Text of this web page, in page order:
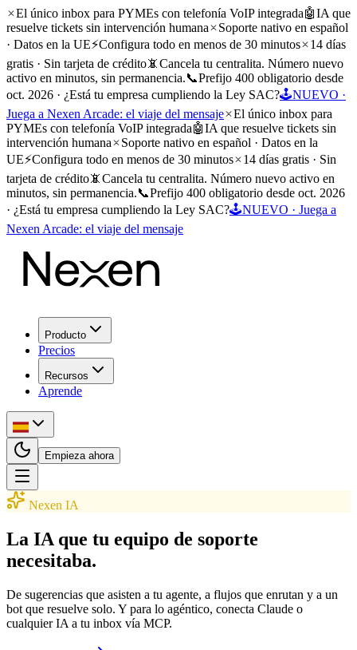
El único inbox para PYMEs con telefonía VoIP integrada🤖IA que
resuelve tickets sin intervención humana
Soporte nativo en español
· Datos en la UE⚡Configura todo en menos de 30 minutos
14 días
gratis · Sin tarjeta de crédito📵Cancela tu centralita. Número nuevo
activo en minutos, sin permanencia.📞Prefijo 400 obligatorio desde
oct. 2026 · ¿Está tu empresa cumpliendo la Ley SAC?🕹️NUEVO ·
Juega a Nexen Arcade: el viaje del mensaje
El único inbox para
PYMEs con telefonía VoIP integrada🤖IA que resuelve tickets sin
intervención humana
Soporte nativo en español · Datos en la
UE⚡Configura todo en menos de 30 minutos
14 días gratis · Sin
tarjeta de crédito📵Cancela tu centralita. Número nuevo activo en
minutos, sin permanencia.📞Prefijo 400 obligatorio desde oct. 2026
· ¿Está tu empresa cumpliendo la Ley SAC?🕹️NUEVO · Juega a
Nexen Arcade: el viaje del mensaje
Producto
Precios
Recursos
Aprende
Empieza ahora
Nexen IA
La IA que tu equipo de soporte
necesitaba.
De sugerencias que asisten a tu agente, a flujos que enrutan y a un
bot que resuelve solo. Y para lo agéntico, conecta Claude o
cualquier IA a tu inbox vía MCP.